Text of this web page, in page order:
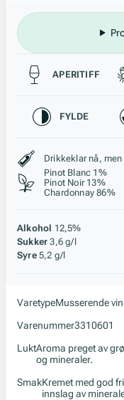
Passer til
APERITIFF
FYLDE
Stil, lagring
Drikkeklar nå,
Pinot Blanc 1%
Pinot Noir 13%
Chardonnay 86%
Alkohol 12,5%
Sukker 3,6 g/l
Syre 5,2 g/l
VaretypeMusserende
Varenummer3310601
LuktAroma preget av
og mineraler.
SmakKremet med god
innslag av